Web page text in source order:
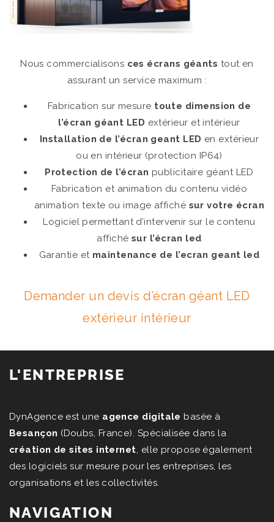
Nous commercialisons ces écrans géants tout en
assurant un service maximum :
Fabrication sur mesure toute dimension de
l’écran géant LED extérieur et intérieur
Installation de l’écran geant LED en extérieur
ou en intérieur (protection IP64)
Protection de l’écran publicitaire géant LED
Fabrication et animation du contenu vidéo
animation texte ou image affiché sur votre écran
Logiciel permettant d’intervenir sur le contenu
affiché sur l’écran led
Garantie et maintenance de l’ecran geant led
Demander un devis d’écran géant LED
extérieur intérieur
L'ENTREPRISE
DynAgence est une agence digitale basée à
Besançon (Doubs, France). Spécialisée dans la
création de sites internet, elle propose également
des logiciels sur mesure pour les entreprises, les
organisations et les collectivités.
NAVIGATION